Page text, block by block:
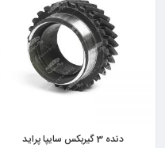
دنده 3 گیربکس سایپا پراید